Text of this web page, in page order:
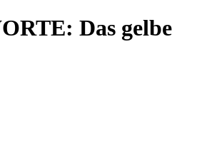
Das gelbe